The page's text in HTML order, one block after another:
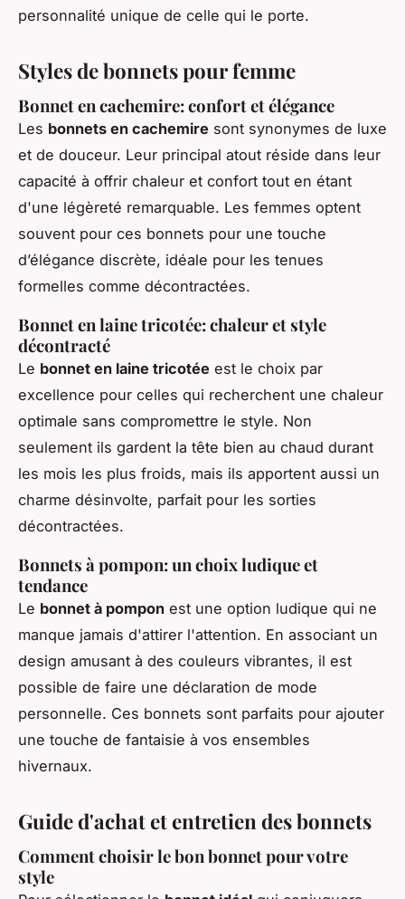
personnalité unique de celle qui le porte.
Styles de bonnets pour femme
Bonnet en cachemire: confort et élégance
Les bonnets en cachemire sont synonymes de luxe
et de douceur. Leur principal atout réside dans leur
capacité à offrir chaleur et confort tout en étant
d'une légèreté remarquable. Les femmes optent
souvent pour ces bonnets pour une touche
d’élégance discrète, idéale pour les tenues
formelles comme décontractées.
Bonnet en laine tricotée: chaleur et style
décontracté
Le bonnet en laine tricotée est le choix par
excellence pour celles qui recherchent une chaleur
optimale sans compromettre le style. Non
seulement ils gardent la tête bien au chaud durant
les mois les plus froids, mais ils apportent aussi un
charme désinvolte, parfait pour les sorties
décontractées.
Bonnets à pompon: un choix ludique et
tendance
Le bonnet à pompon est une option ludique qui ne
manque jamais d'attirer l'attention. En associant un
design amusant à des couleurs vibrantes, il est
possible de faire une déclaration de mode
personnelle. Ces bonnets sont parfaits pour ajouter
une touche de fantaisie à vos ensembles
hivernaux.
Guide d'achat et entretien des bonnets
Comment choisir le bon bonnet pour votre
style